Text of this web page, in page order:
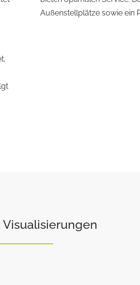
Außenstellplätze sowie ein
Visualisierungen